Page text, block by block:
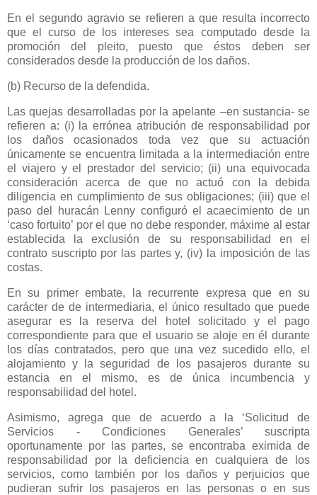
En el segundo agravio se refieren a que resulta incorrecto
que el curso de los intereses sea computado desde la
promoción del pleito, puesto que éstos deben ser
considerados desde la producción de los daños.
(b) Recurso de la defendida.
Las quejas desarrolladas por la apelante –en sustancia- se
refieren a: (i) la errónea atribución de responsabilidad por
los daños ocasionados toda vez que su actuación
únicamente se encuentra limitada a la intermediación entre
el viajero y el prestador del servicio; (ii) una equivocada
consideración acerca de que no actuó con la debida
diligencia en cumplimiento de sus obligaciones; (iii) que el
paso del huracán Lenny configuró el acaecimiento de un
‘caso fortuito’ por el que no debe responder, máxime al estar
establecida la exclusión de su responsabilidad en el
contrato suscripto por las partes y, (iv) la imposición de las
costas.
En su primer embate, la recurrente expresa que en su
carácter de de intermediaria, el único resultado que puede
asegurar es la reserva del hotel solicitado y el pago
correspondiente para que el usuario se aloje en él durante
los días contratados, pero que una vez sucedido ello, el
alojamiento y la seguridad de los pasajeros durante su
estancia en el mismo, es de única incumbencia y
responsabilidad del hotel.
Asimismo, agrega que de acuerdo a la ‘Solicitud de
Servicios - Condiciones Generales’ suscripta
oportunamente por las partes, se encontraba eximida de
responsabilidad por la deficiencia en cualquiera de los
servicios, como también por los daños y perjuicios que
pudieran sufrir los pasajeros en las personas o en sus